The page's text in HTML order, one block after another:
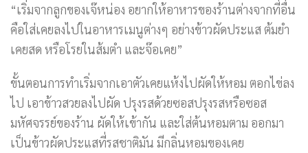
“เริ่มจากลูกของเจ๊หน่อง อยากให้อาหารของร้านต่างจากที่อื่น
คือใส่เคยลงไปในอาหารเมนูต่างๆ อย่างข้าวผัดประแส ต้มยำ
เคยสด หรือโรยในส้มตำ และจ๊อเคย”
ขั้นตอนการทำเริ่มจากเอาตัวเคยแห้งไปผัดให้หอม ตอกไข่ลง
ไป เอาข้าวสวยลงไปผัด ปรุงรสด้วยซอสปรุงรสหรือซอส
มหัศจรรย์ของร้าน ผัดให้เข้ากัน และใส่ต้นหอมตาม ออกมา
เป็นข้าวผัดประแสที่รสชาติมัน มีกลิ่นหอมของเคย